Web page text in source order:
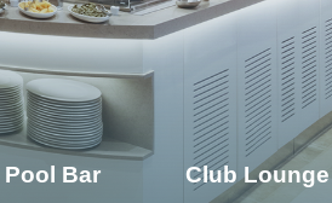
Pool Bar Club Lounge